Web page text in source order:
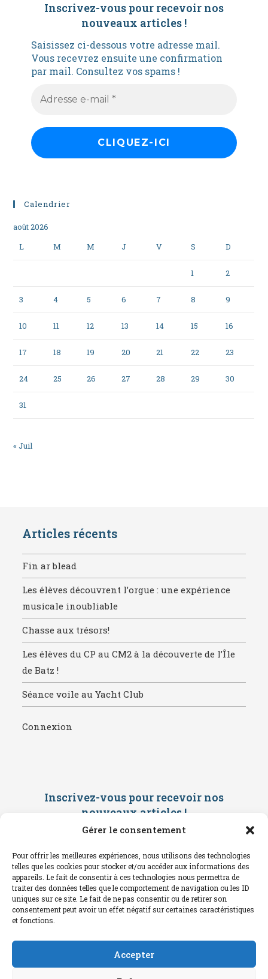
Gérer le consentement
Pour offrir les meilleures expériences, nous utilisons des technologies
telles que les cookies pour stocker et/ou accéder aux informations des
appareils. Le fait de consentir à ces technologies nous permettra de
traiter des données telles que le comportement de navigation ou les ID
uniques sur ce site. Le fait de ne pas consentir ou de retirer son
consentement peut avoir un effet négatif sur certaines caractéristiques
et fonctions.
Accepter
Inscrivez-vous pour recevoir nos
nouveaux articles !
Saisissez ci-dessous votre adresse mail.
Vous recevrez ensuite une confirmation
par mail. Consultez vos spams !
Calendrier
août 2026
L
M M J V S D
1 2
3 4 5 6 7 8 9
10 11 12 13 14 15 16
17 18 19 20 21 22 23
24 25 26 27 28 29 30
31
« Juil
Articles récents
Fin ar blead
Les élèves découvrent l’orgue : une expérience
musicale inoubliable
Chasse aux trésors!
Les élèves du CP au CM2 à la découverte de l’Île
de Batz !
Séance voile au Yacht Club
Connexion
Inscrivez-vous pour recevoir nos
nouveaux articles !
Saisissez ci-dessous votre adresse
confirmation par mail. Consultez vos
spams !